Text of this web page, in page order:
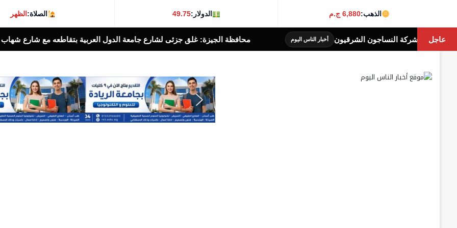
الذهب:6,880 ج.م الدولار:49.75 الصلاة:الظهر
عاجل أخبار الناس اليوم محافظة الجيزة: غلق جزئى لشارع جامعة الدول العربية بتقاطعه مع شارع شهاب بالإتجاهين لمدة ٣ أيام لتوصيل خطوط غاز طبيعى